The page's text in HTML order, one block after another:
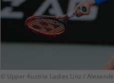
© Upper Austria Ladies Linz /